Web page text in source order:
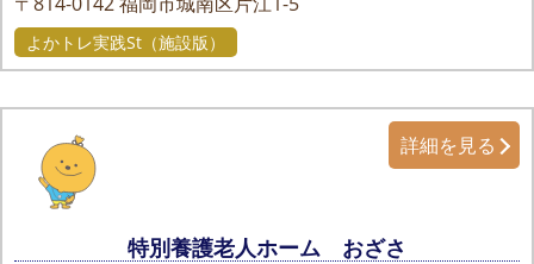
よかトレ実践St（施設版）
特別養護老人ホーム おざさ
詳細を見る